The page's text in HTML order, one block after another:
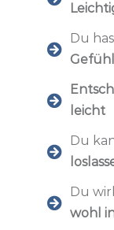
Du
leicht
Du
Du
wohl